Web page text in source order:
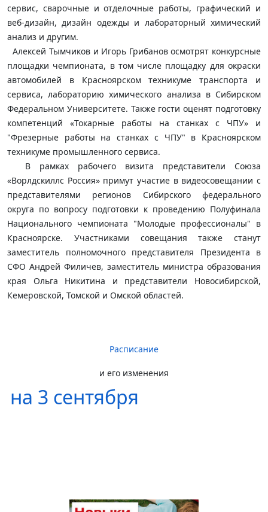
сервис, сварочные и отделочные работы, графический и
веб-дизайн, дизайн одежды и лабораторный химический
анализ и другим.
Алексей Тымчиков и Игорь Грибанов осмотрят конкурсные
площадки чемпионата, в том числе площадку для окраски
автомобилей в Красноярском техникуме транспорта и
сервиса, лабораторию химического анализа в Сибирском
Федеральном Университете. Также гости оценят подготовку
компетенций «Токарные работы на станках с ЧПУ» и
"Фрезерные работы на станках с ЧПУ" в Красноярском
техникуме промышленного сервиса.
В рамках рабочего визита представители Союза
«Ворлдскиллс Россия» примут участие в видеосовещании с
представителями регионов Сибирского федерального
округа по вопросу подготовки к проведению Полуфинала
Национального чемпионата "Молодые профессионалы" в
Красноярске. Участниками совещания также станут
заместитель полномочного представителя Президента в
СФО Андрей Филичев, заместитель министра образования
края Ольга Никитина и представители Новосибирской,
Кемеровской, Томской и Омской областей.
Расписание
и его изменения
на 3 сентября